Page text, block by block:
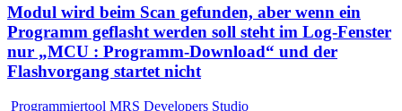
Modul wird beim Scan gefunden, aber wenn ein
Programm geflasht werden soll steht im Log-Fenster
nur „MCU : Programm-Download“ und der
Flashvorgang startet nicht
Programmiertool MRS Developers Studio